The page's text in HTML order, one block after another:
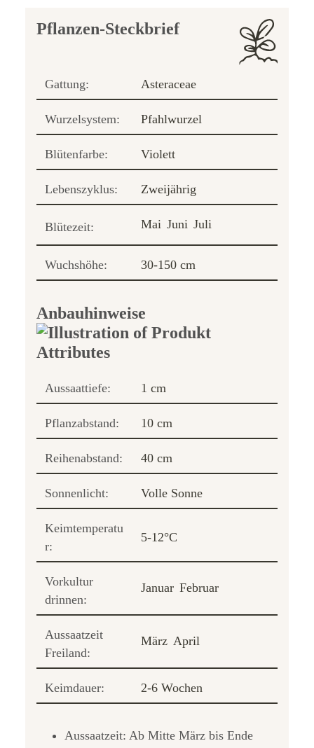
Pflanzen-Steckbrief
Gattung: Asteraceae
Wurzelsystem: Pfahlwurzel
Blütenfarbe: Violett
Lebenszyklus: Zweijährig
Blütezeit: Mai Juni Juli
Wuchshöhe: 30-150 cm
Anbauhinweise
Aussaattiefe: 1 cm
Pflanzabstand: 10 cm
Reihenabstand: 40 cm
Sonnenlicht: Volle Sonne
Keimtemperatu
r:
5-12°C
Vorkultur
drinnen:
Januar Februar
Aussaatzeit
Freiland:
März April
Keimdauer: 2-6 Wochen
Aussaatzeit: Ab Mitte März bis Ende